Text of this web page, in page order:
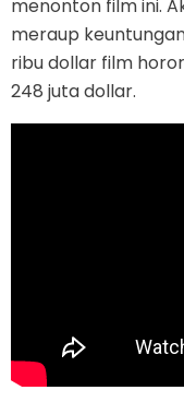
menonton film ini.
meraup
ribu dollar film
248 juta dollar.